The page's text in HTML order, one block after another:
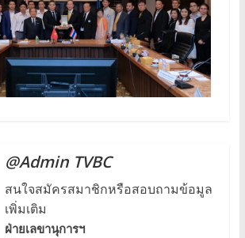
@Admin TVBC
สนใจสมัครสมาชิกหรือสอบถามข้อมูล
เพิ่มเติม
ฝ่ายเลขานุการฯ